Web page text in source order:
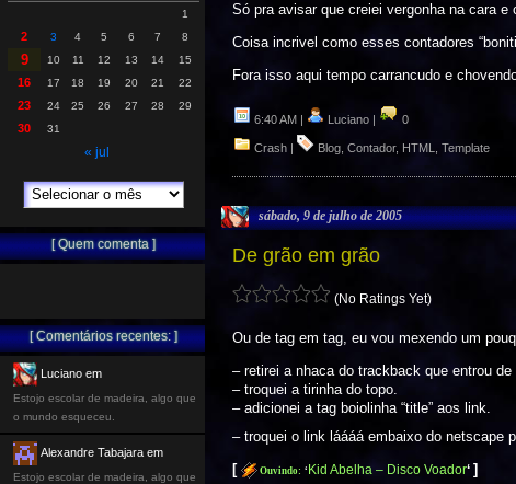
Só pra avisar que creiei vergonha na cara
Coisa incrivel como esses contadores
Fora isso aqui tempo carrancudo e
6:40 AM | Luciano | 0
Crash Blog ,Contador, HTML ,Template
sábado, 9 de julho de 2005
De grão em grão
(No Ratings Yet)
Ou de tag em tag, eu vou mexendo um
– retirei a nhaca do trackback que entrou de
– troquei a tirinha do topo.
– adicionei a tag boiolinha “title” aos link.
– troquei o link láááá embaixo do netscape
[
Ouvindo: ‘ Kid Abelha – Disco Voador‘]
1
2 3 4 5 6 7 8
9 10 11 12 13 14 15
16 17 18 19 20 21 22
23 24 25 26 27 28 29
30 31
« jul
[ Quem comenta ]
[ Comentários recentes: ]
Luciano em
Estojo escolar de madeira, algo que
o mundo esqueceu.
Alexandre Tabajara em
Estojo escolar de madeira, algo que